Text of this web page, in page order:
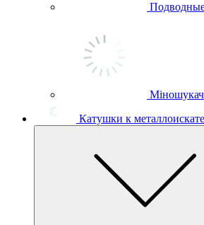
Катушки к